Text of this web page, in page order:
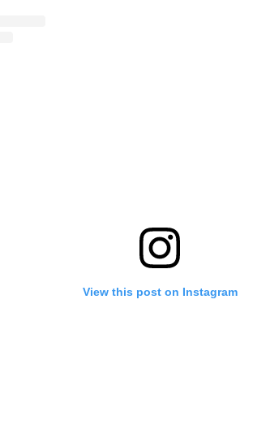
View this post on Instagram